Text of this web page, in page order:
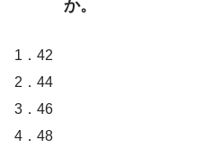
か。
1．42
2．44
3．46
4．48